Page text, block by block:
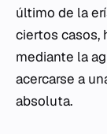
último de la
ciertos casos,
mediante la
acercarse a
absoluta.